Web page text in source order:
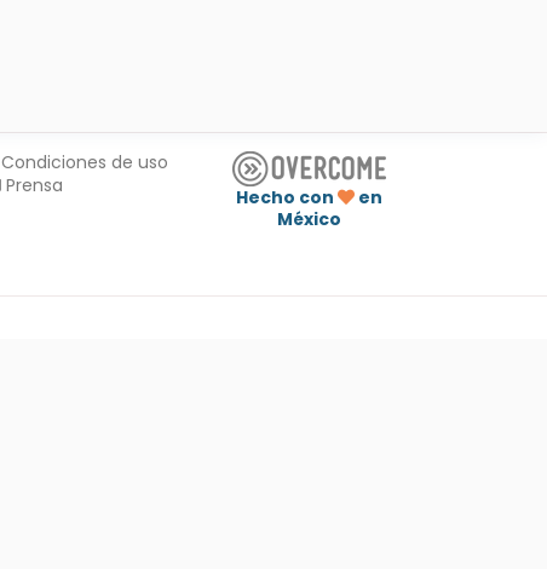
Condiciones de uso
Prensa
Hecho con
en
México